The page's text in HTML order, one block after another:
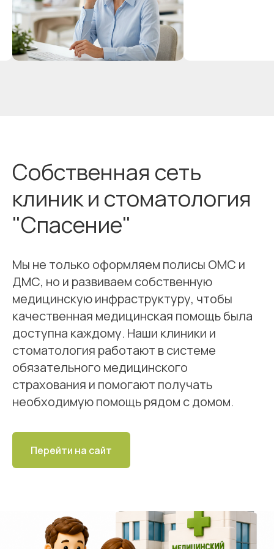
Собственная сеть
клиник и стоматология
"Спасение"
Мы не только оформляем полисы ОМС и
ДМС, но и развиваем собственную
медицинскую инфраструктуру, чтобы
качественная медицинская помощь была
доступна каждому. Наши клиники и
стоматология работают в системе
обязательного медицинского
страхования и помогают получать
необходимую помощь рядом с домом.
Перейти на сайт